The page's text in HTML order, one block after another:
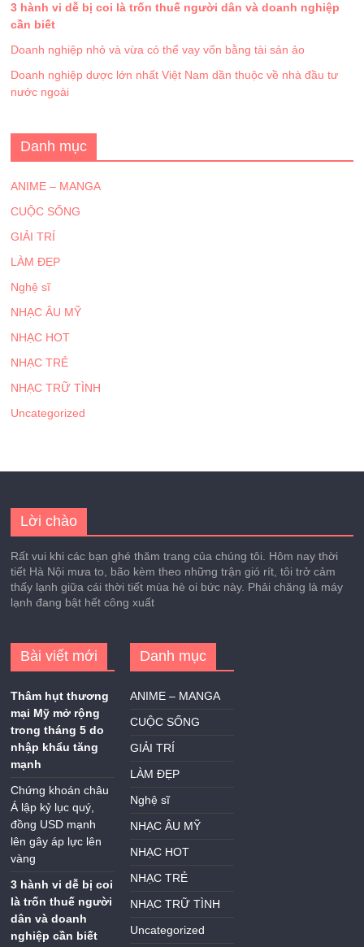
3 hành vi dễ bị coi là trốn thuế người dân và doanh nghiệp
cần biết
Doanh nghiệp nhỏ và vừa có thể vay vốn bằng tài sản ảo
Doanh nghiệp dược lớn nhất Việt Nam dần thuộc về nhà đầu tư
nước ngoài
Danh mục
ANIME – MANGA
CUỘC SỐNG
GIẢI TRÍ
LÀM ĐẸP
Nghệ sĩ
NHẠC ÂU MỸ
NHẠC HOT
NHẠC TRẺ
NHẠC TRỮ TÌNH
Uncategorized
Lời chào
Rất vui khi các bạn ghé thăm trang của chúng tôi. Hôm nay thời
tiết Hà Nội mưa to, bão kèm theo những trận gió rít, tôi trở cảm
thấy lạnh giữa cái thời tiết mùa hè oi bức này. Phải chăng là máy
lạnh đang bật hết công xuất
Bài viết mới
Thâm hụt thương
mại Mỹ mở rộng
trong tháng 5 do
nhập khẩu tăng
mạnh
Chứng khoán châu
Á lập kỷ lục quý,
đồng USD mạnh
lên gây áp lực lên
vàng
3 hành vi dễ bị coi
là trốn thuế người
dân và doanh
nghiệp cần biết
Danh mục
ANIME – MANGA
CUỘC SỐNG
GIẢI TRÍ
LÀM ĐẸP
Nghệ sĩ
NHẠC ÂU MỸ
NHẠC HOT
NHẠC TRẺ
NHẠC TRỮ TÌNH
Uncategorized